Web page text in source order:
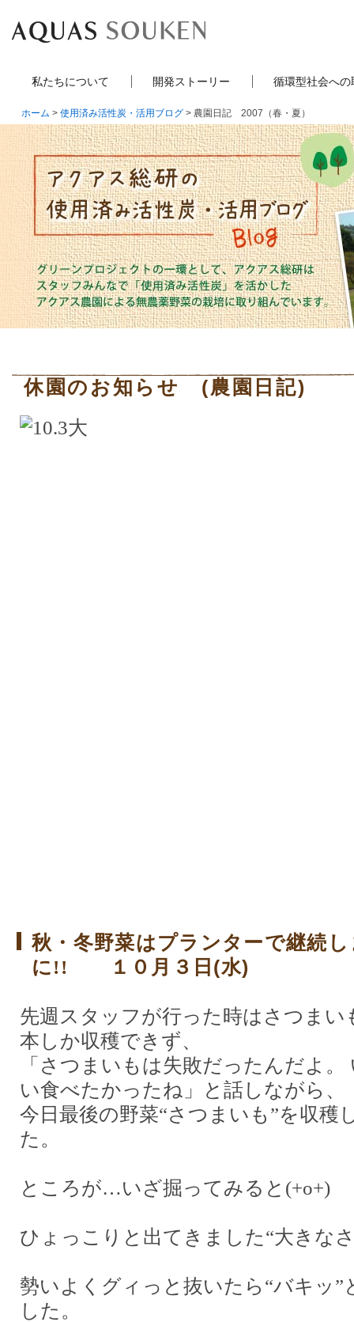
私たちについて 開発ストーリー 循環型社会への
ホーム > 使用済み活性炭・活用ブログ > 農園日記 2007（春・夏）
休園のお知らせ (農園日記)
秋・冬野菜はプランターで継続
に!! １０月３日(水)
先週スタッフが行った時はさつまい
本しか収穫できず、
「さつまいもは失敗だったんだよ。
い食べたかったね」と話しながら、
今日最後の野菜“さつまいも”を収穫
た。
ところが…いざ掘ってみると (+o+)
ひょっこりと出てきました“大きな
勢いよくグィっと抜いたら“バキッ”
した。